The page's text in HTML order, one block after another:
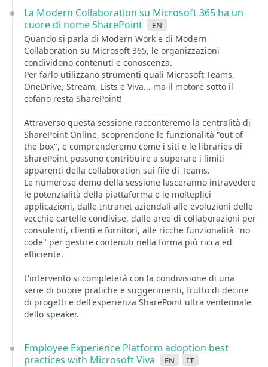
La Modern Collaboration su Microsoft 365 ha un
cuore di nome SharePoint
en
Quando si parla di Modern Work e di Modern
Collaboration su Microsoft 365, le organizzazioni
condividono contenuti e conoscenza.
Per farlo utilizzano strumenti quali Microsoft Teams,
OneDrive, Stream, Lists e Viva... ma il motore sotto il
cofano resta SharePoint!
Attraverso questa sessione racconteremo la centralità di
SharePoint Online, scoprendone le funzionalità "out of
the box", e comprenderemo come i siti e le libraries di
SharePoint possono contribuire a superare i limiti
apparenti della collaboration sui file di Teams.
Le numerose demo della sessione lasceranno intravedere
le potenzialità della piattaforma e le molteplici
applicazioni, dalle Intranet aziendali alle evoluzioni delle
vecchie cartelle condivise, dalle aree di collaborazioni per
consulenti, clienti e fornitori, alle ricche funzionalità "no
code" per gestire contenuti nella forma più ricca ed
efficiente.
L'intervento si completerà con la condivisione di una
serie di buone pratiche e suggerimenti, frutto di decine
di progetti e dell'esperienza SharePoint ultra ventennale
dello speaker.
Employee Experience Platform adoption best
practices with Microsoft Viva
en it